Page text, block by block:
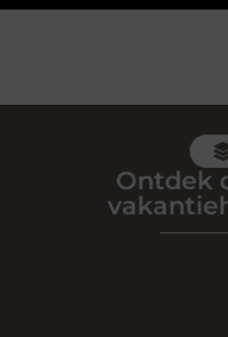
Ontdek